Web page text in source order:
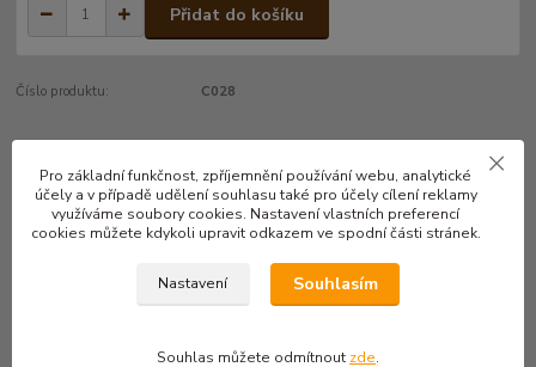
Přidat do košíku
Číslo produktu: C028
Kompletní specifikace
Zimní čepice s motivem HST
Čepice zimní pletená: kvalitní zimní čepice vyrobená v ČR. Uvnitř
kompletně vypodšívkovaná microfleece - velmi hřejivá.
Pro základní funkčnost, zpříjemnění používání webu, analytické
účely a v případě udělení souhlasu také pro účely cílení reklamy
využíváme soubory cookies. Nastavení vlastních preferencí
cookies můžete kdykoli upravit odkazem ve spodní části stránek.
Nastavení Souhlasím
Souhlas můžete odmítnout zde.